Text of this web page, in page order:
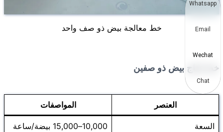
خط معالجة بيض ذو صف واحد
خط إنتاج بيض ذو صفين
العنصر المواصفات
السعة 10,000–15,000 بيضة/ساعة
Whatsapp
Email
Wechat
Chat